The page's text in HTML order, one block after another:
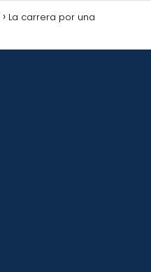
La carrera por una